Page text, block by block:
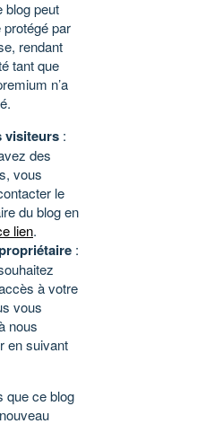
blog peut
par
rendant
tant que
n’a
visiteurs :
des
vous
le
du blog en
lien.
:
à votre
vous
nous
en suivant
que ce blog